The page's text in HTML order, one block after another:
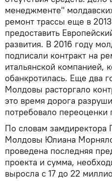
менеджменте"
ремонт трассы еще в
предоставить
развития. В 2016 году
подписали контракт на
итальянской компанией,
обанкротилась. Еще два
Молдовы расторгало
это время дорога
потребовало переоценки
По словам замдиректора
Молдовы Юлиана
проведена последняя
проекта и сумма,
выросла с 17 до 22